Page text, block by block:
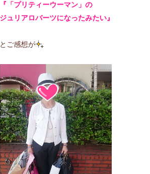
『「プリティーウーマン」の
ジュリアロバーツになったみたい』
とご感想が